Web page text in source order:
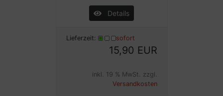
Details
Lieferzeit: sofort
15,90 EUR
inkl. 19 % MwSt. zzgl.
Versandkosten